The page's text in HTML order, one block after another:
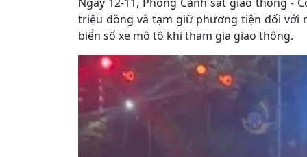
triệu đồng và tạm giữ phương tiện đối với
biển số xe mô tô khi tham gia giao thông.